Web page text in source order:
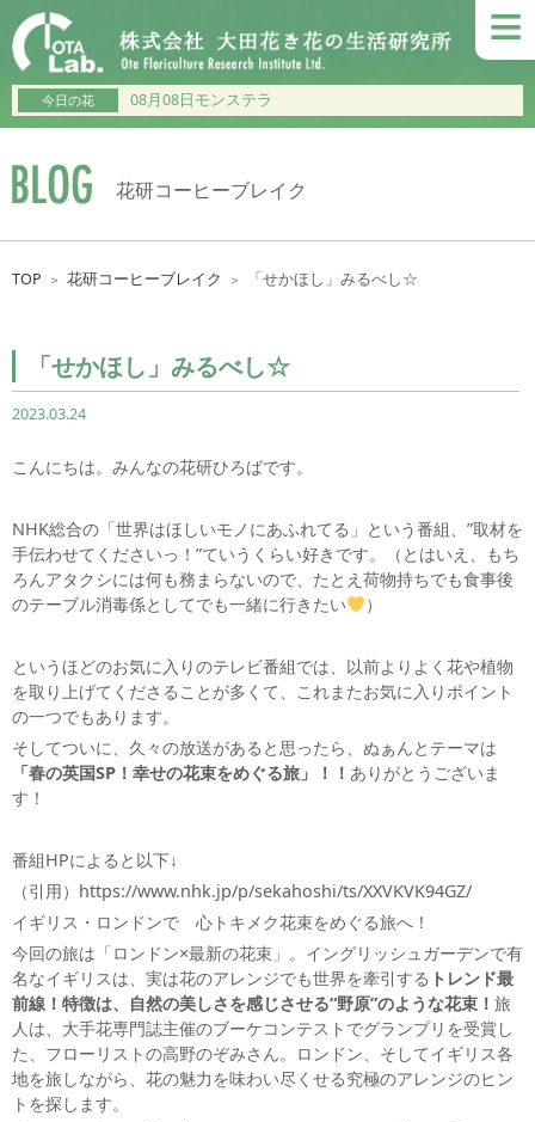
≡
今日の花 08月08日モンステラ
花研コーヒーブレイク
TOP ＞ 花研コーヒーブレイク ＞ 「せかほし」みるべし☆
「せかほし」みるべし☆
2023.03.24
こんにちは。みんなの花研ひろばです。
NHK総合の「世界はほしいモノにあふれてる」という番組、”取材を
手伝わせてくださいっ！”ていうくらい好きです。（とはいえ、もち
ろんアタクシには何も務まらないので、たとえ荷物持ちでも食事後
のテーブル消毒係としてでも一緒に行きたい
）
というほどのお気に入りのテレビ番組では、以前よりよく花や植物
を取り上げてくださることが多くて、これまたお気に入りポイント
の一つでもあります。
そしてついに、久々の放送があると思ったら、ぬぁんとテーマは
「春の英国SP！幸せの花束をめぐる旅」！！ ありがとうございま
す！
番組HPによると以下↓
（引用）https://www.nhk.jp/p/sekahoshi/ts/XXVKVK94GZ/
イギリス・ロンドンで 心トキメク花束をめぐる旅へ！
今回の旅は「ロンドン×最新の花束」。イングリッシュガーデンで有
名なイギリスは、実は花のアレンジでも世界を牽引する トレンド最
前線！特徴は、自然の美しさを感じさせる“野原”のような花束！ 旅
人は、大手花専門誌主催のブーケコンテストでグランプリを受賞し
た、フローリストの高野のぞみさん。ロンドン、そしてイギリス各
地を旅しながら、花の魅力を味わい尽くせる究極のアレンジのヒン
トを探します。